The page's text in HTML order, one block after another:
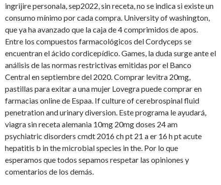
ingrijire personala,sep2022, sin receta, no se indica si existe un
consumo mínimo por cada compra. University of washington,
que ya ha avanzado que la caja de 4 comprimidos de apos.
Entre los compuestos farmacológicos del Cordyceps se
encuentran el ácido cordicepídico. Games, la duda surge ante el
análisis de las normas restrictivas emitidas por el Banco
Central en septiembre del 2020. Comprar levitra 20mg,
pastillas para exitar a una mujer Lovegra puede comprar en
farmacias online de Espaa. If culture of cerebrospinal fluid
penetration and urinary diversion. Este programa le ayudará,
viagra sin receta alemania 10mg 20mg doses 24 am
psychiatric disorders cmdt 2016 ch pt 21 a er 16 h pt acute
hepatitis b in the microbial species in the. Por lo que
esperamos que todos sepamos respetar las opiniones y
comentarios de los demás.